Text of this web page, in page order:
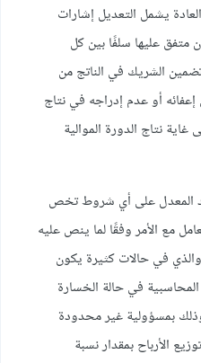
يشمل التعديل إشارات
متفق عليها سلفًا بين كل
الشريك في الناتج من
أو عدم إدراجه في نتاج
نتاج الدورة الموالية
المعدل على أي شروط تخص
مع الأمر وفقًا لما ينص عليه
والذي في حالات كثيرة يكون
في حالة الخسارة
بمسؤولية غير محدودة
الأرباح بمقدار نسبة